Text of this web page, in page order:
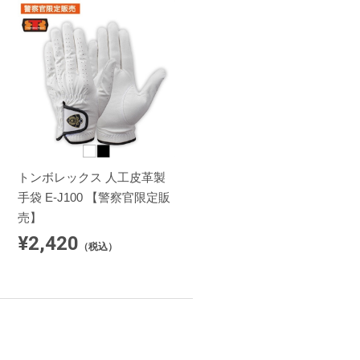
トンボレックス 人工皮革製
手袋 E-J100 【警察官限定販
売】
¥2,420 （税込）